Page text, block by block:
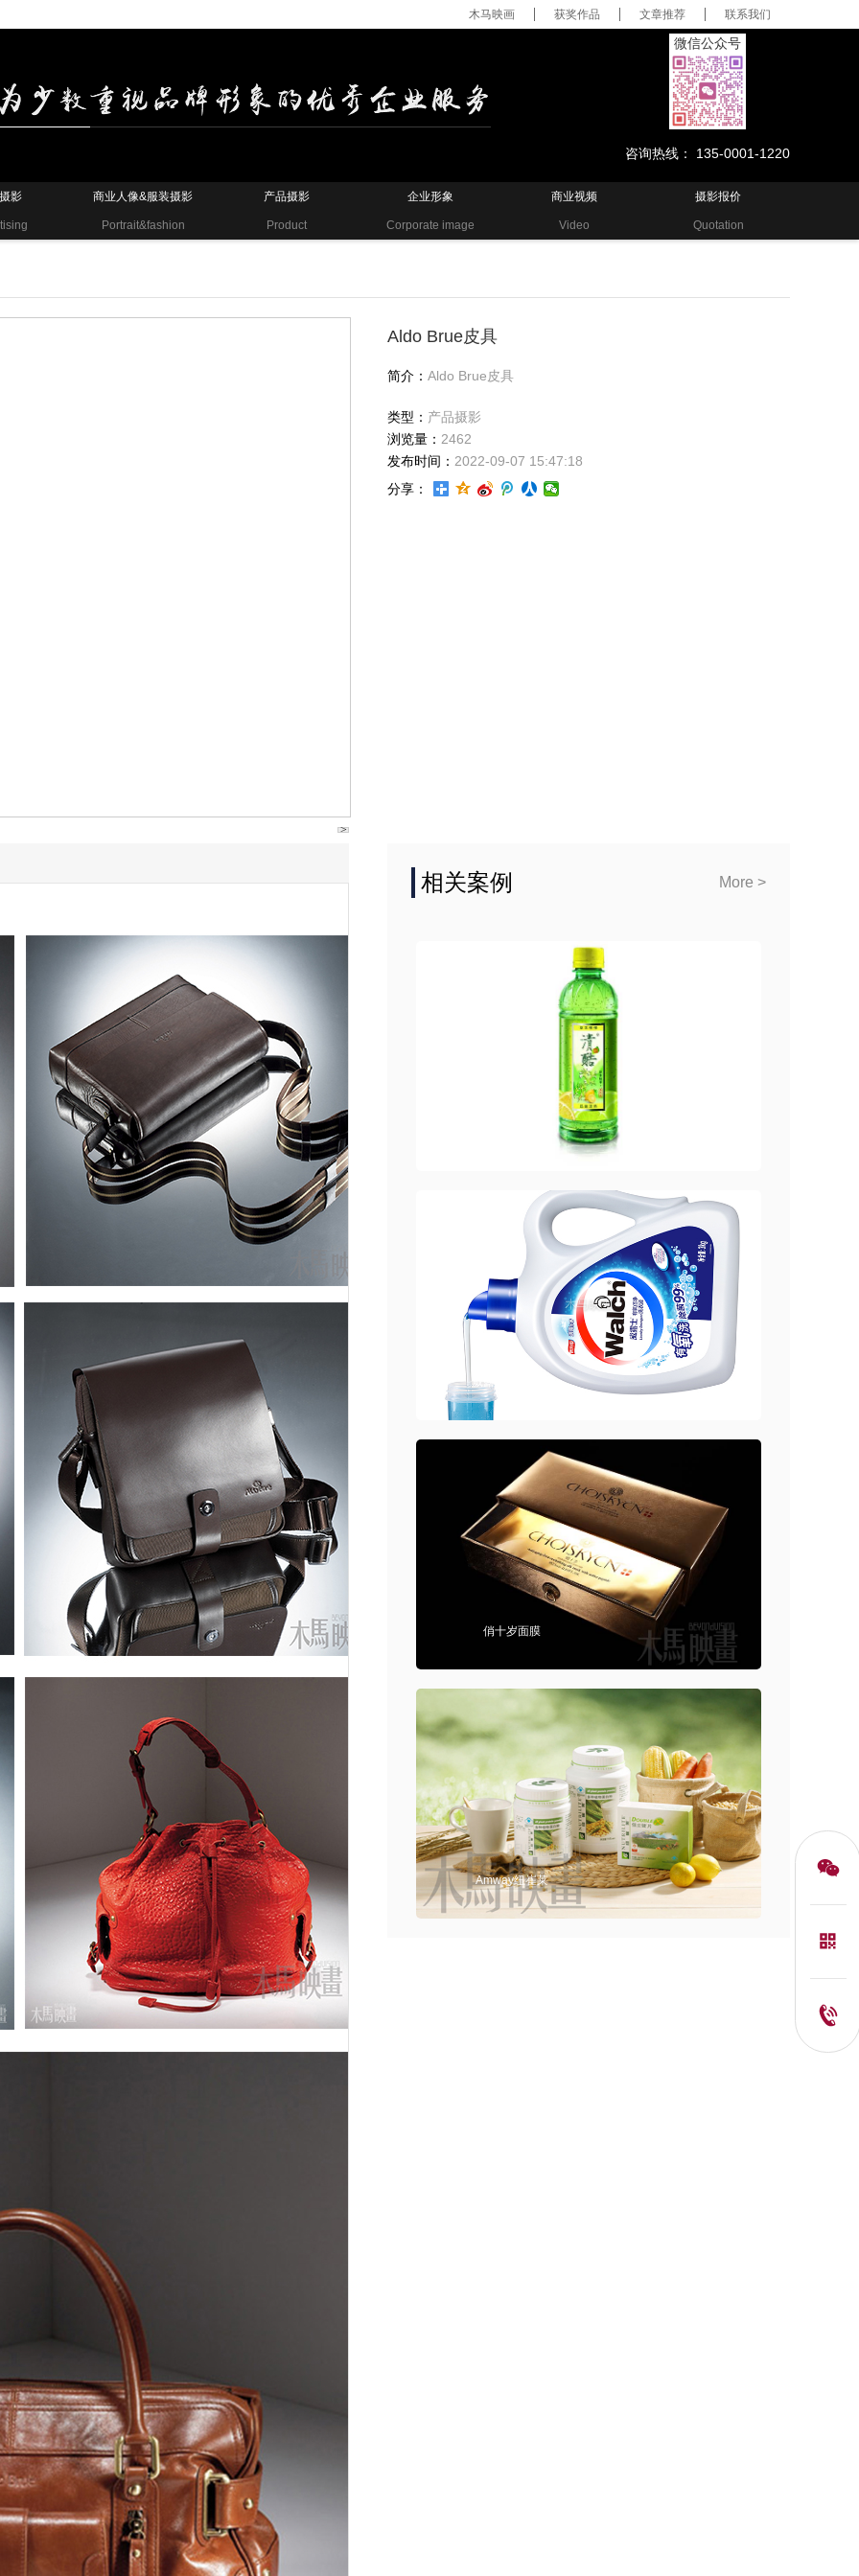
木马映画 获奖作品 文章推荐 联系我们
微信公众号
咨询热线： 135-0001-1220
影 商业人像&服装摄影
Portrait&fashion
产品摄影
Product
企业形象
Corporate image
商业视频
Video
摄影报价
Quotation
>
Aldo Brue皮具
简介： Aldo Brue皮具
类型： 产品摄影
浏览量： 2462
发布时间： 2022-09-07 15:47:18
分享：
相关案例 More >
清酷饮料包装拍摄
威露士产品摄影
俏十岁面膜
Amway纽崔莱